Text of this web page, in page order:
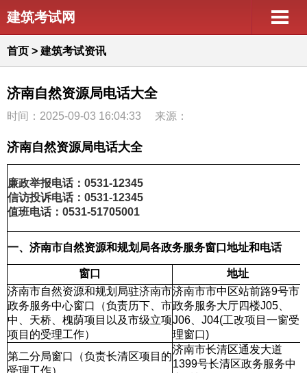
建筑考试网
首页 > 建筑考试资讯
济南自然资源局电话大全
时间：2025-09-03 16:04:33 来源：
济南自然资源局电话大全
廉政举报电话：0531-12345
信访投诉电话：0531-12345
值班电话：0531-51705001
一、济南市自然资源和规划局各政务服务窗口地址和电话
窗口
地址
济南市自然资源和规划局驻济南市
政务服务中心窗口（负责历下、市
中、天桥、槐荫项目以及市级立项
项目的受理工作）
济南市市中区站前路9号市
政务服务大厅四楼J05、
J06、J04(工改项目一窗受
理窗口)
第二分局窗口（负责长清区项目的
受理工作）
济南市长清区通发大道
1399号长清区政务服务中